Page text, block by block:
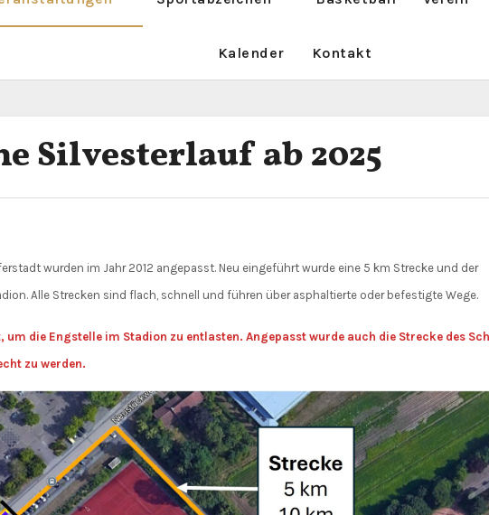
Kalender Kontakt
Silvesterlauf ab 2025
Alle Strecken sind flach, schnell und führen über asphaltierte oder befestigte Wege.
um die Engstelle im Stadion zu entlasten. Angepasst wurde auch die Strecke des
zu werden.